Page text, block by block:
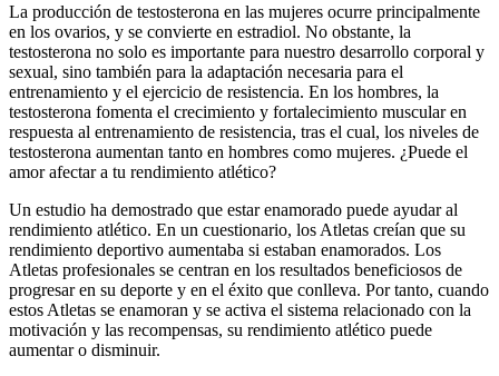
La producción de testosterona en las mujeres ocurre principalmente
en los ovarios, y se convierte en estradiol. No obstante, la
testosterona no solo es importante para nuestro desarrollo corporal y
sexual, sino también para la adaptación necesaria para el
entrenamiento y el ejercicio de resistencia. En los hombres, la
testosterona fomenta el crecimiento y fortalecimiento muscular en
respuesta al entrenamiento de resistencia, tras el cual, los niveles de
testosterona aumentan tanto en hombres como mujeres. ¿Puede el
amor afectar a tu rendimiento atlético?
Un estudio ha demostrado que estar enamorado puede ayudar al
rendimiento atlético. En un cuestionario, los Atletas creían que su
rendimiento deportivo aumentaba si estaban enamorados. Los
Atletas profesionales se centran en los resultados beneficiosos de
progresar en su deporte y en el éxito que conlleva. Por tanto, cuando
estos Atletas se enamoran y se activa el sistema relacionado con la
motivación y las recompensas, su rendimiento atlético puede
aumentar o disminuir.